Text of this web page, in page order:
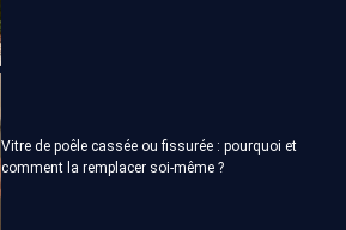
Vitre de poêle cassée ou fissurée : pourquoi et
comment la remplacer soi-même ?